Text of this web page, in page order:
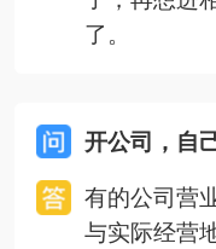
了。
开公司，自
有的公司营
与实际经营